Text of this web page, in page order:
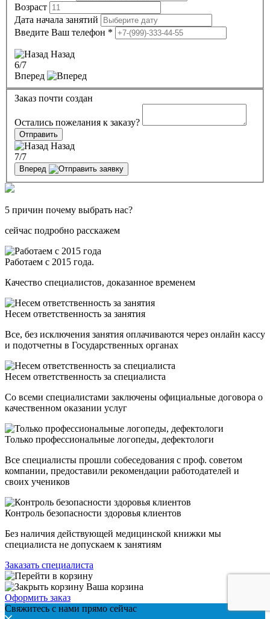
Возраст
Дата начала занятий
Введите Ваш телефон *
Назад
6/7
Вперед
Заказ почти создан
Остались пожелания к заказу?
Отправить
Назад
7/7
Вперед
5 причин почему выбрать нас?
сейчас подробно расскажем
Работаем с 2015 года.
Качество специалистов, доказанное временем
Несем ответственность за занятия
Все, без исключения занятия оплачиваются через онлайн кассу
и подотчетны в Государственных органах
Несем ответственность за специалиста
Со всеми специалистами заключены официальные договора о
качественном оказании услуг
Только профессиональные логопеды, дефектологи
Все специалисты прошли собеседования с проф. советом
компании, предоставили рекомендации работодателей и
своих учеников
Контроль безопасности здоровья клиентов
Без наличия действующей медицинской книжки мы
специалиста не допускаем к занятиям
Заказать специалиста
Ваша корзина
Оформить заказ
Свяжитесь с нами прямо сейчас